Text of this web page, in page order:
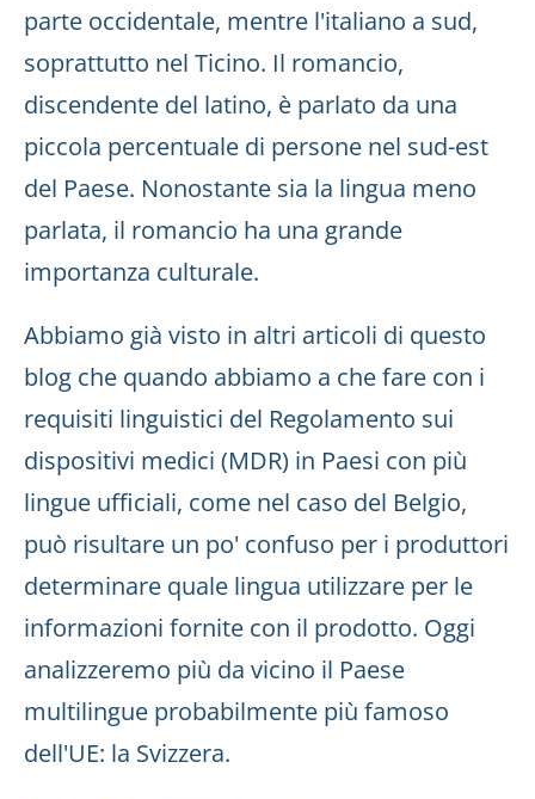
parte occidentale, mentre l'italiano a sud,
soprattutto nel Ticino. Il romancio,
discendente del latino, è parlato da una
piccola percentuale di persone nel sud-est
del Paese. Nonostante sia la lingua meno
parlata, il romancio ha una grande
importanza culturale.
Abbiamo già visto in altri articoli di questo
blog che quando abbiamo a che fare con i
requisiti linguistici del Regolamento sui
dispositivi medici (MDR) in Paesi con più
lingue ufficiali, come nel caso del Belgio,
può risultare un po' confuso per i produttori
determinare quale lingua utilizzare per le
informazioni fornite con il prodotto. Oggi
analizzeremo più da vicino il Paese
multilingue probabilmente più famoso
dell'UE: la Svizzera.